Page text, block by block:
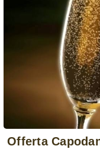
Offerta